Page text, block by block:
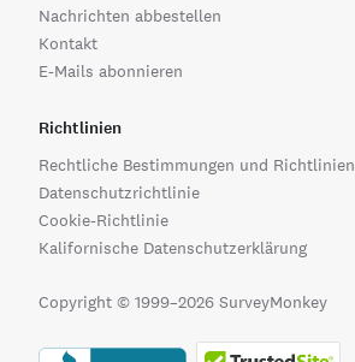
Nachrichten abbestellen
Kontakt
E-Mails abonnieren
Richtlinien
Rechtliche Bestimmungen und Richtlinien
Datenschutzrichtlinie
Cookie-Richtlinie
Kalifornische Datenschutzerklärung
Copyright © 1999–2026 SurveyMonkey